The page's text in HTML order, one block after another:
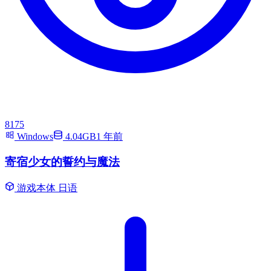
8175
Windows
4.04GB1 年前
寄宿少女的誓约与魔法
游戏本体 日语